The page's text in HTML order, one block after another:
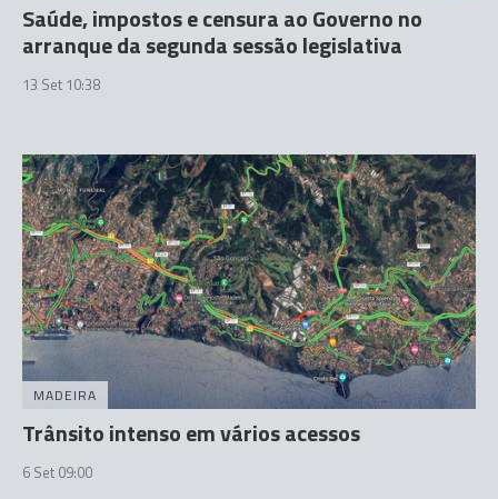
Saúde, impostos e censura ao Governo no
arranque da segunda sessão legislativa
13 Set 10:38
MADEIRA
Trânsito intenso em vários acessos
6 Set 09:00